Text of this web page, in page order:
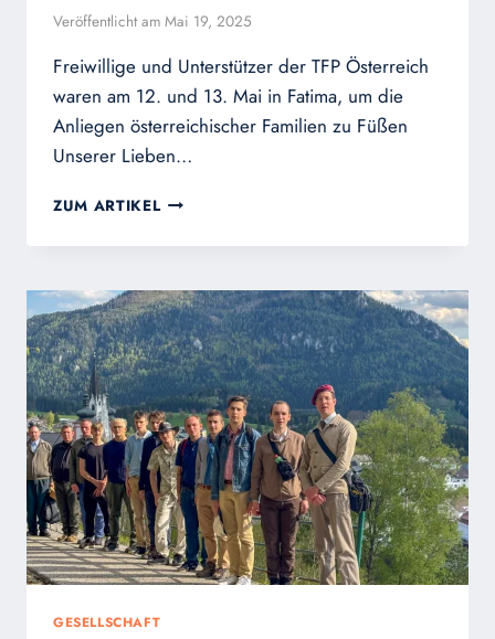
Veröffentlicht am Mai 19, 2025
Freiwillige und Unterstützer der TFP Österreich
waren am 12. und 13. Mai in Fatima, um die
Anliegen österreichischer Familien zu Füßen
Unserer Lieben…
ZUM ARTIKEL IN
WURDEN
ANLIEGEN
UND
EIN
ROSENSTRAUSS N
IEDERGELEGT
GESELLSCHAFT